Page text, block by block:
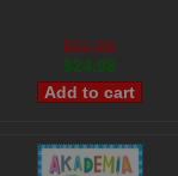
$31,89
$24,98